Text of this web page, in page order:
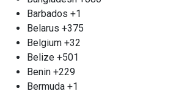
действовать правильно.
предлагает вам качественные
аккумуляторов в пункте приема
Первомайская. Мы гарантируем
конкурентоспособные цены и
оплату за сданные батареи. Если
Barbados +1
Belarus +375
Belgium +32
Belize +501
Benin +229
Bermuda +1